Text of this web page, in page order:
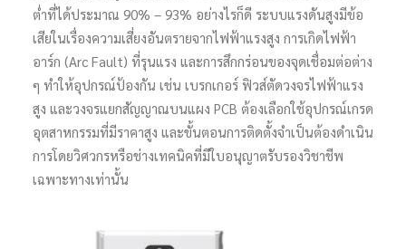
ต่ำที่ได้ประมาณ 90% – 93% อย่างไรก็ดี ระบบแรงดันสูงมีข้อ
เสียในเรื่องความเสี่ยงอันตรายจากไฟฟ้าแรงสูง การเกิดไฟฟ้า
อาร์ก (Arc Fault) ที่รุนแรง และการสึกกร่อนของจุดเชื่อมต่อต่าง
ๆ ทำให้อุปกรณ์ป้องกัน เช่น เบรกเกอร์ ฟิวส์ตัดวงจรไฟฟ้าแรง
สูง และวงจรแยกสัญญาณบนแผง PCB ต้องเลือกใช้อุปกรณ์เกรด
อุตสาหกรรมที่มีราคาสูง และขั้นตอนการติดตั้งจำเป็นต้องดำเนิน
การโดยวิศวกรหรือช่างเทคนิคที่มีใบอนุญาตรับรองวิชาชีพ
เฉพาะทางเท่านั้น